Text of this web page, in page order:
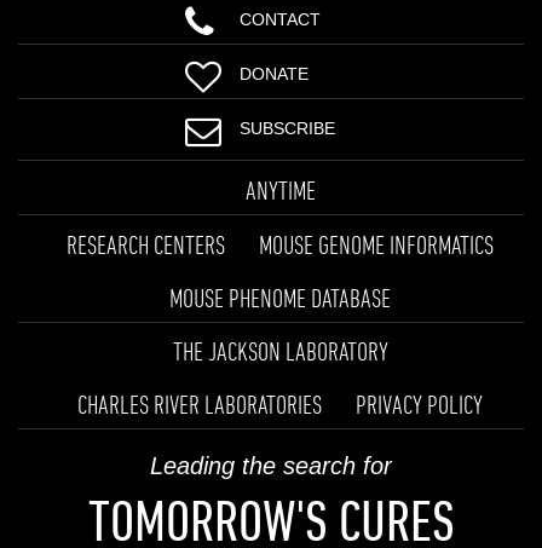
CONTACT
DONATE
SUBSCRIBE
ANYTIME
RESEARCH CENTERS
MOUSE GENOME INFORMATICS
MOUSE PHENOME DATABASE
THE JACKSON LABORATORY
CHARLES RIVER LABORATORIES
PRIVACY POLICY
Leading the search for
TOMORROW'S CURES